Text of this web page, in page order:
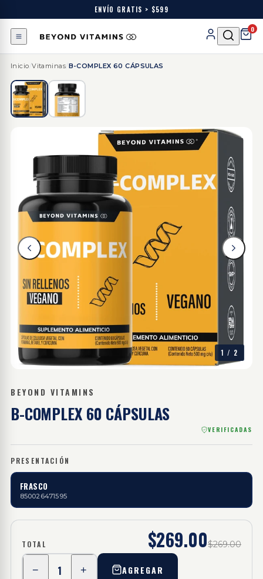
ENVÍO GRATIS > $599
0
Inicio /Vitaminas B-COMPLEX 60 CÁPSULAS
1 / 2
BEYOND VITAMINS
B-COMPLEX 60 CÁPSULAS
VERIFICADAS
PRESENTACIÓN
FRASCO
850026471595
TOTAL $269.00$269.00
− 1 + AGREGAR